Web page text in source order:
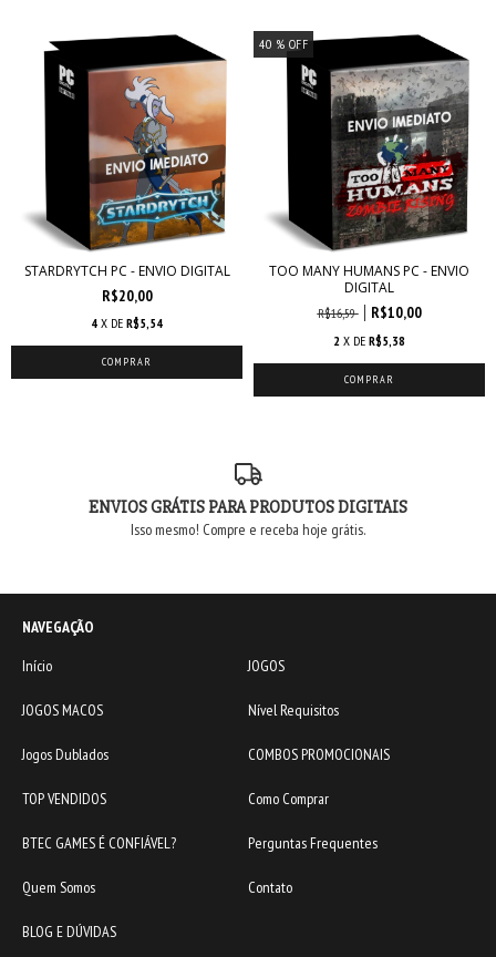
STARDRYTCH PC - ENVIO DIGITAL
R$20,00
4 X DE R$5,54
40 % OFF
TOO MANY HUMANS PC - ENVIO
DIGITAL
R$16,59 R$10,00
2 X DE R$5,38
ENVIOS GRÁTIS PARA PRODUTOS DIGITAIS
Isso mesmo! Compre e receba hoje grátis.
NAVEGAÇÃO
Início
JOGOS
JOGOS MACOS Nível Requisitos
Jogos Dublados COMBOS PROMOCIONAIS
TOP VENDIDOS Como Comprar
BTEC GAMES É CONFIÁVEL? Perguntas Frequentes
Quem Somos Contato
BLOG E DÚVIDAS